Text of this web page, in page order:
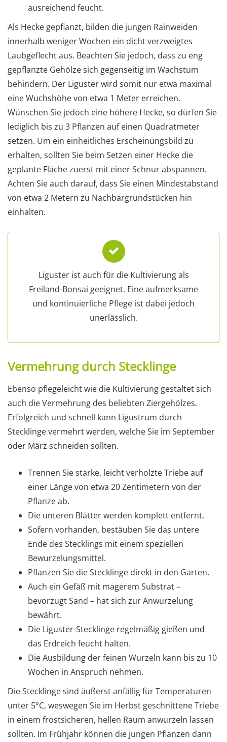
ausreichend feucht.
Als Hecke gepflanzt, bilden die jungen Rainweiden
innerhalb weniger Wochen ein dicht verzweigtes
Laubgeflecht aus. Beachten Sie jedoch, dass zu eng
gepflanzte Gehölze sich gegenseitig im Wachstum
behindern. Der Liguster wird somit nur etwa maximal
eine Wuchshöhe von etwa 1 Meter erreichen.
Wünschen Sie jedoch eine höhere Hecke, so dürfen Sie
lediglich bis zu 3 Pflanzen auf einen Quadratmeter
setzen. Um ein einheitliches Erscheinungsbild zu
erhalten, sollten Sie beim Setzen einer Hecke die
geplante Fläche zuerst mit einer Schnur abspannen.
Achten Sie auch darauf, dass Sie einen Mindestabstand
von etwa 2 Metern zu Nachbargrundstücken hin
einhalten.
Liguster ist auch für die Kultivierung als
Freiland-Bonsai geeignet. Eine aufmerksame
und kontinuierliche Pflege ist dabei jedoch
unerlässlich.
Vermehrung durch Stecklinge
Ebenso pflegeleicht wie die Kultivierung gestaltet sich
auch die Vermehrung des beliebten Ziergehölzes.
Erfolgreich und schnell kann Ligustrum durch
Stecklinge vermehrt werden, welche Sie im September
oder März schneiden sollten.
Trennen Sie starke, leicht verholzte Triebe auf
einer Länge von etwa 20 Zentimetern von der
Pflanze ab.
Die unteren Blätter werden komplett entfernt.
Sofern vorhanden, bestäuben Sie das untere
Ende des Stecklings mit einem speziellen
Bewurzelungsmittel.
Pflanzen Sie die Stecklinge direkt in den Garten.
Auch ein Gefäß mit magerem Substrat –
bevorzugt Sand – hat sich zur Anwurzelung
bewährt.
Die Liguster-Stecklinge regelmäßig gießen und
das Erdreich feucht halten.
Die Ausbildung der feinen Wurzeln kann bis zu 10
Wochen in Anspruch nehmen.
Die Stecklinge sind äußerst anfällig für Temperaturen
unter 5°C, weswegen Sie im Herbst geschnittene Triebe
in einem frostsicheren, hellen Raum anwurzeln lassen
sollten. Im Frühjahr können die jungen Pflanzen dann